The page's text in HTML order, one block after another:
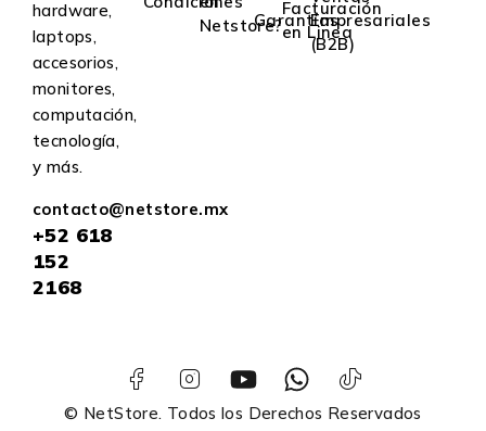
hardware,
laptops,
accesorios,
monitores,
computación,
tecnología,
y más.
contacto@netstore.mx
+52 618
152
2168
Netstore?Garantías
Facturación
en Linea
Empresariales
(B2B)
© NetStore. Todos los Derechos Reservados